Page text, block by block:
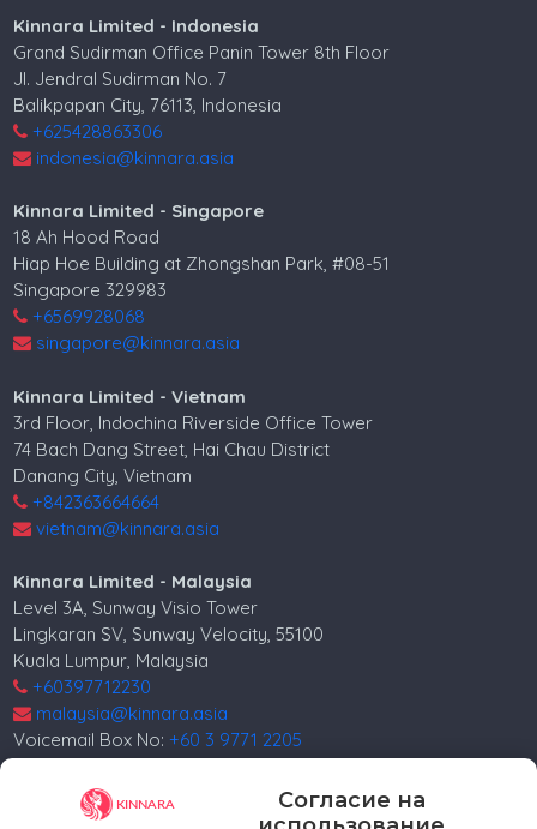
Согласие на
Kinnara Limited - Indonesia
Grand Sudirman Office Panin Tower 8th Floor
Jl. Jendral Sudirman No. 7
Balikpapan City, 76113, Indonesia
+625428863306
indonesia@kinnara.asia
Kinnara Limited - Singapore
18 Ah Hood Road
Hiap Hoe Building at Zhongshan Park, #08-51
Singapore 329983
+6569928068
singapore@kinnara.asia
Kinnara Limited - Vietnam
3rd Floor, Indochina Riverside Office Tower
74 Bach Dang Street, Hai Chau District
Danang City, Vietnam
+842363664664
vietnam@kinnara.asia
Kinnara Limited - Malaysia
Level 3A, Sunway Visio Tower
Lingkaran SV, Sunway Velocity, 55100
Kuala Lumpur, Malaysia
+60397712230
malaysia@kinnara.asia
Voicemail Box No:+60 3 9771 2205
Kinnara Limited - Russia
4, 4th Lesnoy per.